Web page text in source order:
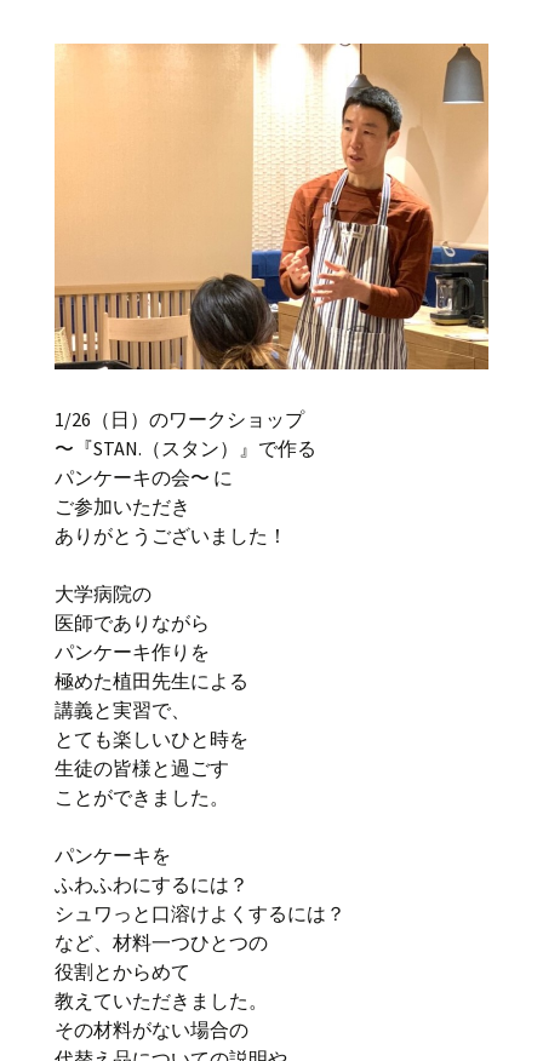
1/26（日）のワークショップ
〜『STAN.（スタン）』で作る
パンケーキの会〜 に
ご参加いただき
ありがとうございました！
大学病院の
医師でありながら
パンケーキ作りを
極めた植田先生による
講義と実習で、
とても楽しいひと時を
生徒の皆様と過ごす
ことができました。
パンケーキを
ふわふわにするには？
シュワっと口溶けよくするには？
など、材料一つひとつの
役割とからめて
教えていただきました。
その材料がない場合の